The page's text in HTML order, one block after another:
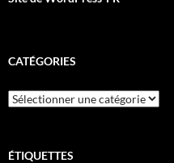
CATÉGORIES
Catégories
ÉTIQUETTES